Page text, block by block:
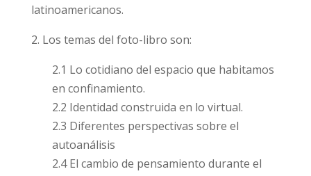
latinoamericanos.
2. Los temas del foto-libro son:
2.1 Lo cotidiano del espacio que habitamos
en confinamiento.
2.2 Identidad construida en lo virtual.
2.3 Diferentes perspectivas sobre el
autoanálisis
2.4 El cambio de pensamiento durante el